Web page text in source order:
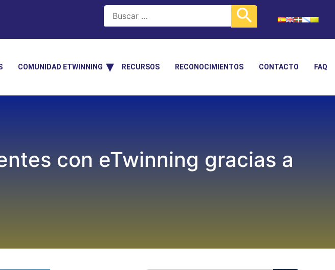
COMUNIDAD ETWINNING RECURSOS RECONOCIMIENTOS CONTACTO FAQ
con eTwinning gracias a